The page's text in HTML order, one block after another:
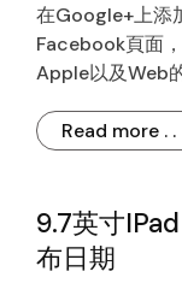
在Google+上添
Facebook頁面
Apple以及Web
Read more . .
9.7英寸
布日期